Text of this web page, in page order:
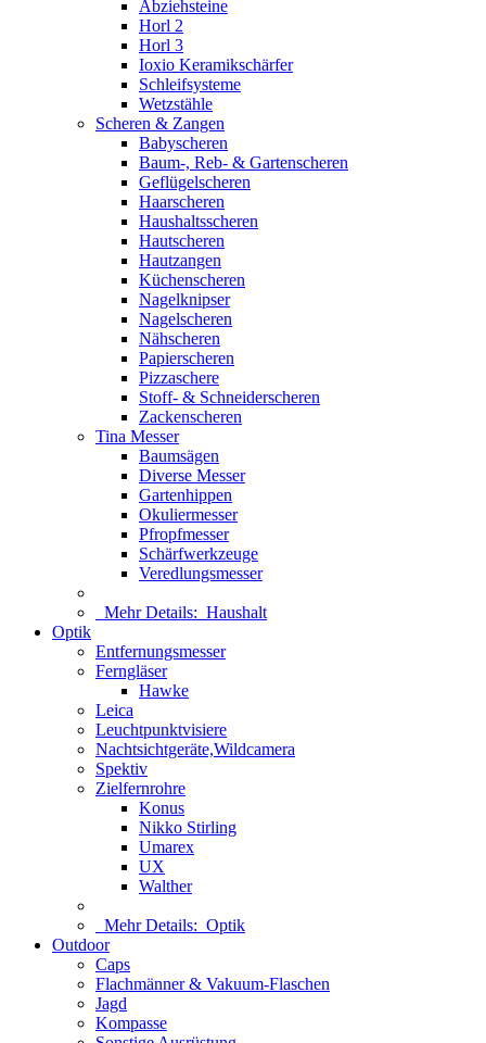
Abziehsteine
Horl 2
Horl 3
Ioxio Keramikschärfer
Schleifsysteme
Wetzstähle
Scheren & Zangen
Babyscheren
Baum-, Reb- & Gartenscheren
Geflügelscheren
Haarscheren
Haushaltsscheren
Hautscheren
Hautzangen
Küchenscheren
Nagelknipser
Nagelscheren
Nähscheren
Papierscheren
Pizzaschere
Stoff- & Schneiderscheren
Zackenscheren
Tina Messer
Baumsägen
Diverse Messer
Gartenhippen
Okuliermesser
Pfropfmesser
Schärfwerkzeuge
Veredlungsmesser
Mehr Details: Haushalt
Optik
Entfernungsmesser
Ferngläser
Hawke
Leica
Leuchtpunktvisiere
Nachtsichtgeräte,Wildcamera
Spektiv
Zielfernrohre
Konus
Nikko Stirling
Umarex
UX
Walther
Mehr Details: Optik
Outdoor
Caps
Flachmänner & Vakuum-Flaschen
Jagd
Kompasse